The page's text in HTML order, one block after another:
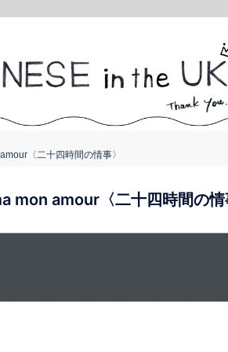
〈二十四時間の情事〉
mon amour〈二十四時間の